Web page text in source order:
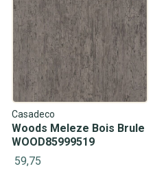
Casadeco
Woods Meleze Bois Brule
WOOD85999519
59,75